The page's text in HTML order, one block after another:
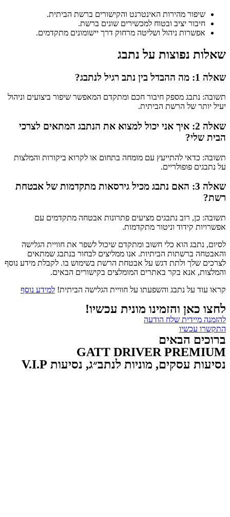
שיפור מהירות האינטרנט והקישורים ברשת הביתית.
חיבור יציב ובטוח למכשירים שונים ברשת.
אפשרות ניהול ושליטה מרחוק דרך יישומונים מתקדמים.
שאלות נפוצות על נתבג
שאלה 1: מה ההבדל בין נתב רגיל לנתבג?
תשובה: נתבג מספק חיבור חכם ומתקדם המאפשר שיפור ביצועים וניהול
יעיל יותר של הרשת הביתית.
שאלה 2: איך אני יכול למצוא את הנתבג המתאים לצרכי
הבית שלי?
תשובה: כדאי להתייעץ עם מומחה בתחום או לקרוא ביקורות והמלצות
על נתבגים פופולריים.
שאלה 3: האם נתבג מכיל גירסאות מתקדמות של אבטחת
רשת?
תשובה: כן, רוב נתבגים מציעים פתרונות אבטחה מתקדמים עם
אפשרויות קידוד וניטור מתקדמות.
לסיום, נתבג הוא כלי חשוב ומתקדם שיכול לשפר את חוויית הגלישה
והאבטחה ברשתות הביתיות. אנו ממליצים לבחור בנתבג שמתאים
לצרכים שלך ולתת דגש על אבטחת הרשת בשימוש בו. לקבלת מידע נוסף
והמלצות, אנא בקר באתרים המומלצים בקישורים הבאים.
קראו עוד על נתבג והשפעתו על חוויית הגלישה הביתית! למידע נוסף
לחצו כאן והזמינו מונית עכשיו!
להזמנה מיידית שלח הודעה
התקשרו עכשיו
ברוכים הבאים
GATT DRIVER PREMIUM
נסיעות עסקים, מוניות לנתב״ג, נסיעות V.I.P